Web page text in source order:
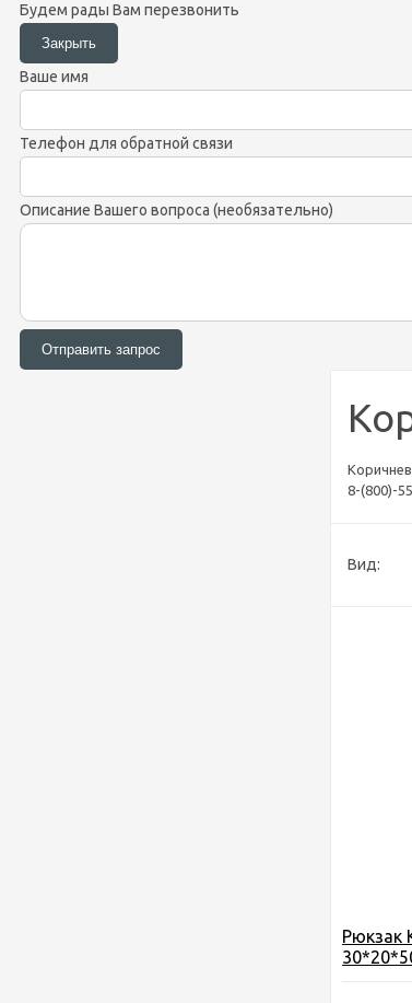
Будем рады Вам перезвонить
Ваше имя
Телефон для обратной связи
Описание Вашего вопроса (необязательно)
8-(800)-
Вид:
Рюкзак